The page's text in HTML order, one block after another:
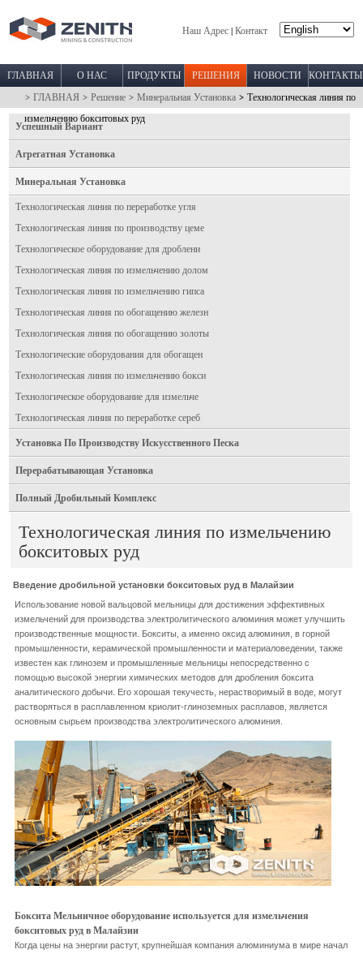
Наш Адрес | Контакт
ГЛАВНАЯ О НАС ПРОДУКТЫ РЕШЕНИЯ НОВОСТИ
КОНТАКТЫ
> ГЛАВНАЯ > Решение > Минеральная Установка > Технологическая линия по
измельчению бокситовых руд
Успешный Вариант
Агрегатная Установка
Минеральная Установка
Технологическая линия по переработке угля
Технологическая линия по производству цеме
Технологическое оборудование для дроблени
Технологическая линия по измельчению долом
Технологическая линия по измельчению гипса
Технологическая линия по обогащению железн
Технологическая линия по обогащению золоты
Технологические оборудования для обогащен
Технологическая линия по измельчению бокси
Технологическое оборудование для измельче
Технологическая линия по переработке сереб
Установка По Производству Искусственного Песка
Перерабатывающая Установка
Полный Дробильный Комплекс
Технологическая линия по измельчению
бокситовых руд
Введение дробильной установки бокситовых руд в Малайзии
Использование новой вальцовой мельницы для достижения эффективных
измельчений для производства электролитического алюминия может улучшить
производственные мощности. Бокситы, а именно оксид алюминия, в горной
промышленности, керамической промышленности и материаловедении, также
известен как глинозем и промышленные мельницы непосредственно с
помощью высокой энергии химических методов для дробления боксита
аналитического добычи. Его хорошая текучесть, нерастворимый в воде, могут
растворяться в расплавленном криолит-глиноземных расплавов, является
основным сырьем производства электролитического алюминия.
Боксита Мельничное оборудование используется для измельчения
бокситовых руд в Малайзии
Когда цены на энергии растут, крупнейшая компания алюминиума в мире начал